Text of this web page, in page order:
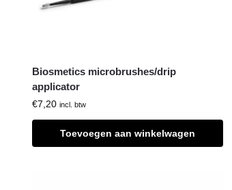
Biosmetics microbrushes/drip
applicator
€7,20 incl. btw
Toevoegen aan winkelwagen